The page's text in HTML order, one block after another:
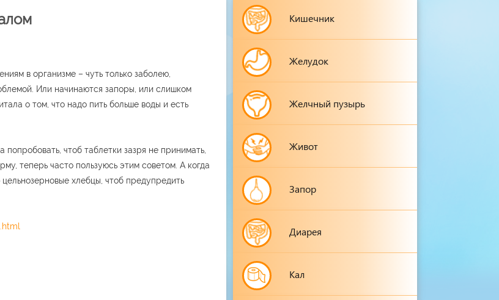
в организме – чуть только заболею,
Или начинаются запоры, или слишком
о том, что надо пить больше воды и есть
чтоб таблетки зазря не принимать,
теперь часто пользуюсь этим советом. А когда
хлебцы, чтоб предупредить
Кишечник
Желудок
Желчный пузырь
Живот
Запор
Диарея
Кал